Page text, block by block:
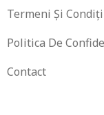
Termeni Și
Politica De
Contact